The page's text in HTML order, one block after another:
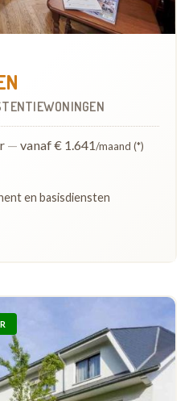
— vanaf € 1.641/maand (*)
en basisdiensten